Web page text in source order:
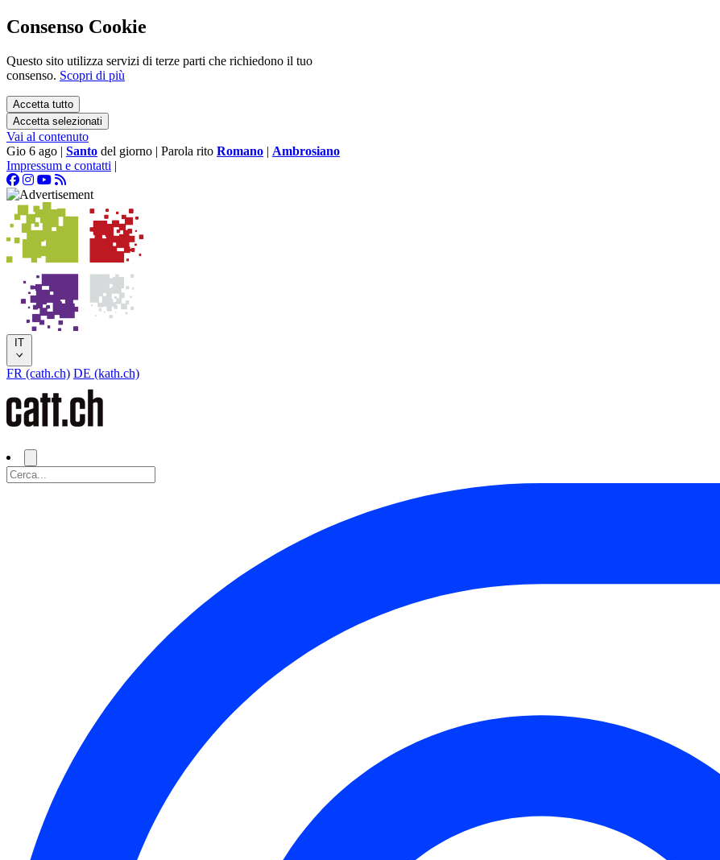
Consenso Cookie
Questo sito utilizza servizi di terze parti che richiedono il tuo
consenso. Scopri di più
Accetta tutto
Accetta selezionati
Vai al contenuto
Gio 6 ago | Santo del giorno | Parola rito Romano | Ambrosiano
Impressum e contatti |
IT
FR (cath.ch) DE (kath.ch)